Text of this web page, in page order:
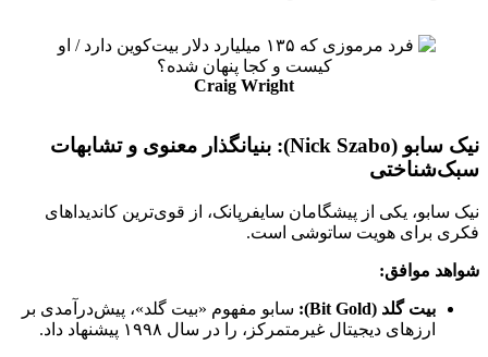
Craig Wright
نیک سابو (Nick Szabo): بنیانگذار معنوی و تشابهات
سبک‌شناختی
نیک سابو، یکی از پیشگامان سایفرپانک، از قوی‌ترین کاندیداهای
فکری برای هویت ساتوشی است.
شواهد موافق:
بیت گلد (Bit Gold):
سابو مفهوم «بیت گلد»، پیش‌درآمدی بر
ارزهای دیجیتال غیرمتمرکز، را در سال ۱۹۹۸ پیشنهاد داد.